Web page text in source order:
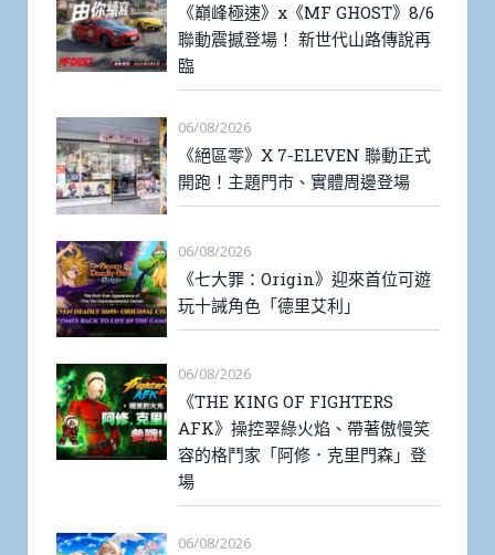
《巔峰極速》x《MF GHOST》8/6
聯動震撼登場！ 新世代山路傳說再
臨
06/08/2026
《絕區零》X 7-ELEVEN 聯動正式
開跑！主題門市、實體周邊登場
06/08/2026
《七大罪：Origin》迎來首位可遊
玩十誡角色「德里艾利」
06/08/2026
《THE KING OF FIGHTERS
AFK》操控翠綠火焰、帶著傲慢笑
容的格鬥家「阿修．克里門森」登
場
06/08/2026